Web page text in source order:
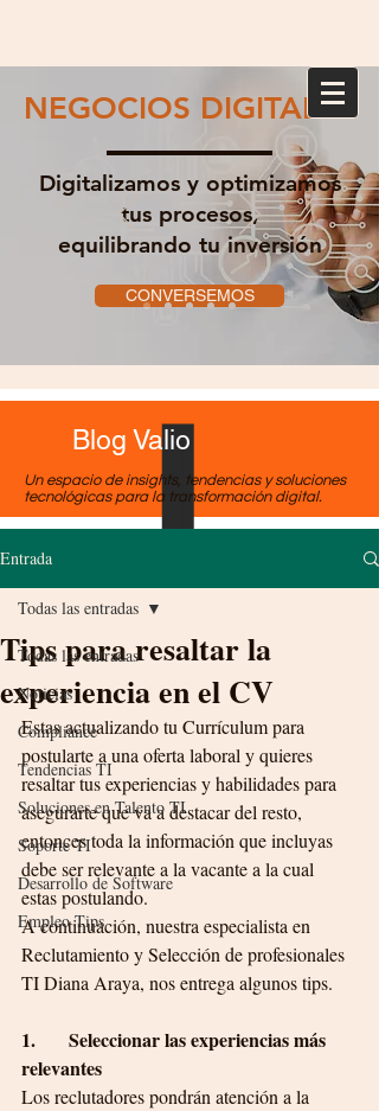
NEGOCIOS DIGITALES
Digitalizamos y optimizamos
tus procesos,
equilibrando tu inversión
CONVERSEMOS
Blog Valio
Un espacio de insights, tendencias y soluciones
tecnológicas para la transformación digital.
Entrada
Todas las entradas
Noticias
Compliance
Tendencias TI
Soluciones en Talento TI
Soporte TI
Desarrollo de Software
Empleo Tips
Todas las entradas
Tips para resaltar la
experiencia en el CV
Estas actualizando tu Currículum para
postularte a una oferta laboral y quieres
resaltar tus experiencias y habilidades para
asegurarte que va a destacar del resto,
entonces toda la información que incluyas
debe ser relevante a la vacante a la cual
estas postulando.
A continuación, nuestra especialista en
Reclutamiento y Selección de profesionales
TI Diana Araya, nos entrega algunos tips.
1.       Seleccionar las experiencias más
relevantes
Los reclutadores pondrán atención a la